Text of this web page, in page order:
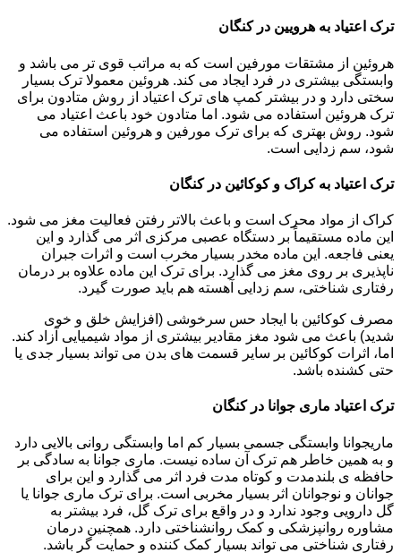
ترک اعتیاد به هرویین در کنگان
هروئین از مشتقات مورفین است که به مراتب قوی تر می باشد و
وابستگی بیشتری در فرد ایجاد می کند. هروئین معمولا ترک بسیار
سختی دارد و در بیشتر کمپ های ترک اعتیاد از روش متادون برای
ترک هروئین استفاده می شود. اما متادون خود باعث اعتیاد می
شود. روش بهتری که برای ترک مورفین و هروئین استفاده می
شود، سم زدایی است.
ترک اعتیاد به کراک و کوکائین در کنگان
کراک از مواد محرک است و باعث بالاتر رفتن فعالیت مغز می شود.
این ماده مستقیماً بر دستگاه عصبی مرکزی اثر می گذارد و این
یعنی فاجعه. این ماده مخدر بسیار مخرب است و اثرات جبران
ناپذیری بر روی مغز می گذارد. برای ترک این ماده علاوه بر درمان
رفتاری شناختی، سم زدایی آهسته هم باید صورت گیرد.
مصرف کوکائین با ایجاد حس سرخوشی (افزایش خلق و خوی
شدید) باعث می شود مغز مقادیر بیشتری از مواد شیمیایی آزاد کند.
اما، اثرات کوکائین بر سایر قسمت های بدن می تواند بسیار جدی یا
حتی کشنده باشد.
ترک اعتیاد ماری جوانا در کنگان
ماریجوانا وابستگی جسمی بسیار کم اما وابستگی روانی بالایی دارد
و به همین خاطر هم ترک آن ساده نیست. ماری جوانا به سادگی بر
حافظه ی بلندمدت و کوتاه مدت فرد اثر می گذارد و این برای
جوانان و نوجوانان اثر بسیار مخربی است. برای ترک ماری جوانا یا
گل دارویی وجود ندارد و در واقع برای ترک گل، فرد بیشتر به
مشاوره روانپزشکی و کمک روانشناختی دارد. همچنین درمان
رفتاری شناختی می تواند بسیار کمک کننده و حمایت گر باشد.